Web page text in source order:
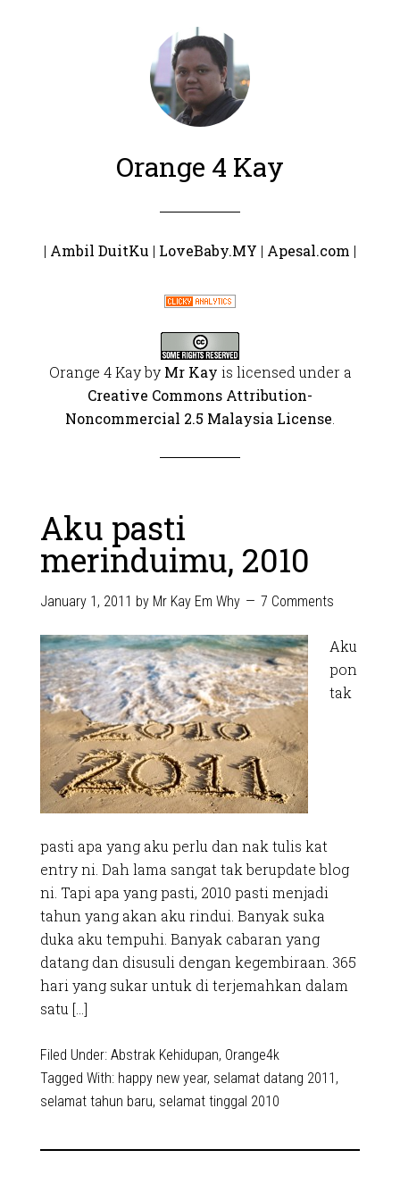
Orange 4 Kay
| Ambil DuitKu | LoveBaby.MY | Apesal.com |
Orange 4 Kayby Mr Kay is licensed under a
Creative Commons Attribution-
Noncommercial 2.5 Malaysia License
Aku pasti
merinduimu, 2010
January 1, 2011 by Mr Kay Em Why 7 Comments
Aku
pon
tak
pasti apa yang aku perlu dan nak tulis kat
entry ni. Dah lama sangat tak berupdate blog
ni. Tapi apa yang pasti, 2010 pasti menjadi
tahun yang akan aku rindui. Banyak suka
duka aku tempuhi. Banyak cabaran yang
datang dan disusuli dengan kegembiraan. 365
hari yang sukar untuk di terjemahkan dalam
satu […]
Filed Under: Abstrak Kehidupan, Orange4k
Tagged With: happy new year, selamat datang 2011 ,
selamat tahun baru, selamat tinggal 2010